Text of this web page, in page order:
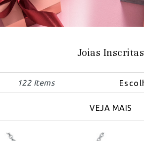
Joias Inscritas
122 Items
VEJA MAIS